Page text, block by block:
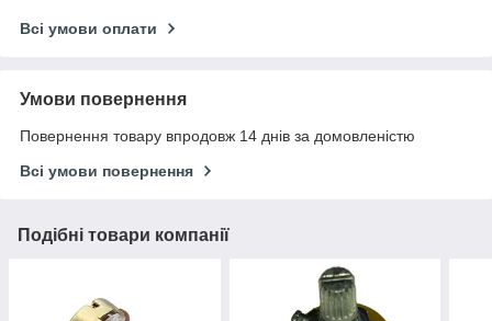
Всі умови оплати
Умови повернення
Повернення товару впродовж 14 днів за домовленістю
Всі умови повернення
Подібні товари компанії